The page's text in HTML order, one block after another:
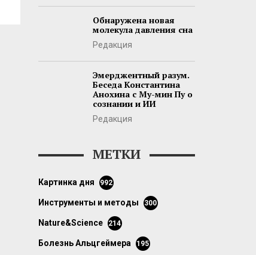
Обнаружена новая
молекула давления сна
Редакция
Эмерджентный разум.
Беседа Константина
Анохина с Му-мин Пу о
сознании и ИИ
Редакция
МЕТКИ
картинка дня 992
инструменты и методы 300
Nature&Science 214
болезнь Альцгеймера 195